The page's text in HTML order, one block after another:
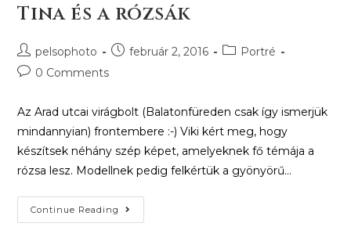
Tina és a rózsák
pelsophoto február 2, 2016
Portré
0 Comments
Az Arad utcai virágbolt (Balatonfüreden csak így ismerjük
mindannyian) frontembere :-) Viki kért meg, hogy
készítsek néhány szép képet, amelyeknek fő témája a
rózsa lesz. Modellnek pedig felkértük a gyönyörű…
Continue Reading